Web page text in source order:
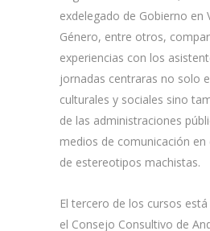
exdelegado de Gobierno en
Género, entre otros,
experiencias con los
jornadas centraras no solo
culturales y sociales sino
de las administraciones
medios de comunicación
de estereotipos machistas.
El tercero de los cursos
el Consejo Consultivo de